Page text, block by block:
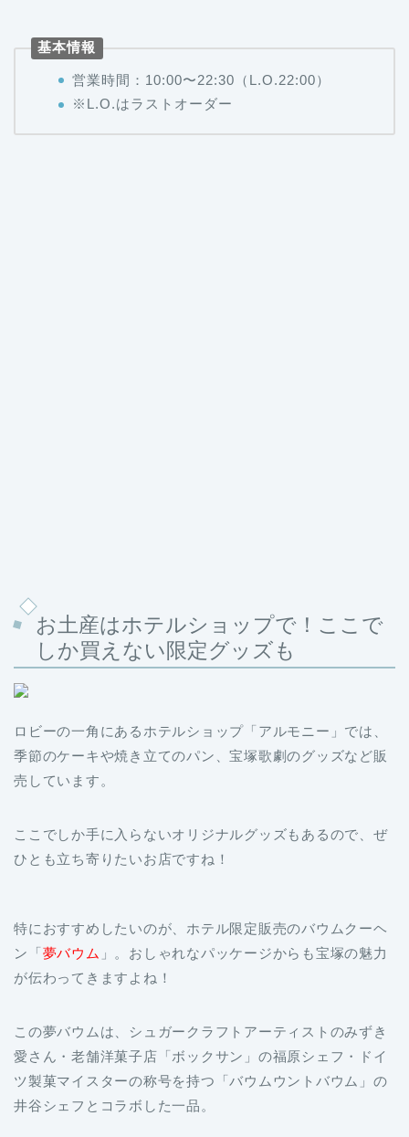
基本情報
営業時間：10:00〜22:30（L.O.22:00）
※L.O.はラストオーダー
お土産はホテルショップで！ここで
しか買えない限定グッズも
ロビーの一角にあるホテルショップ「アルモニー」では、
季節のケーキや焼き立てのパン、宝塚歌劇のグッズなど販
売しています。
ここでしか手に入らないオリジナルグッズもあるので、ぜ
ひとも立ち寄りたいお店ですね！
特におすすめしたいのが、ホテル限定販売のバウムクーヘ
ン「夢バウム 」。おしゃれなパッケージからも宝塚の魅力
が伝わってきますよね！
この夢バウムは、シュガークラフトアーティストのみずき
愛さん・老舗洋菓子店「ボックサン」の福原シェフ・ドイ
ツ製菓マイスターの称号を持つ「バウムウントバウム」の
井谷シェフとコラボした一品。